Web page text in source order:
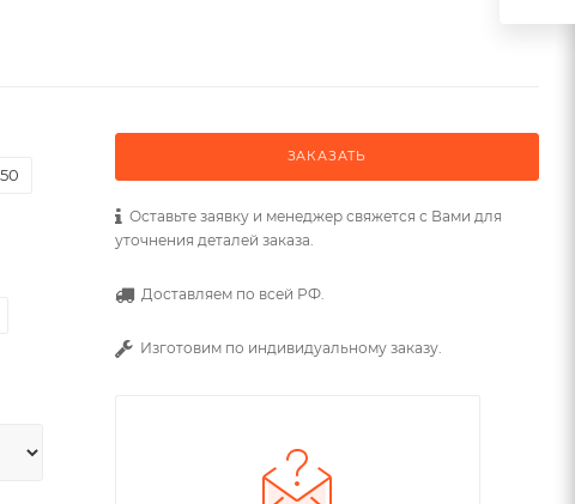
ЗАКАЗАТЬ
Оставьте заявку и менеджер свяжется с Вами для
уточнения деталей заказа.
Доставляем по всей РФ.
Изготовим по индивидуальному заказу.